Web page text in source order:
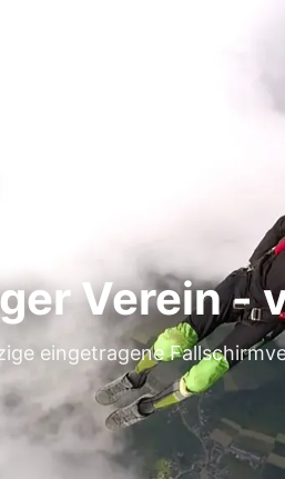
Verein -
eingetragene